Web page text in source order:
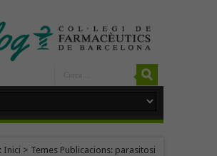
Inici > Temes Publicacions: parasitosi